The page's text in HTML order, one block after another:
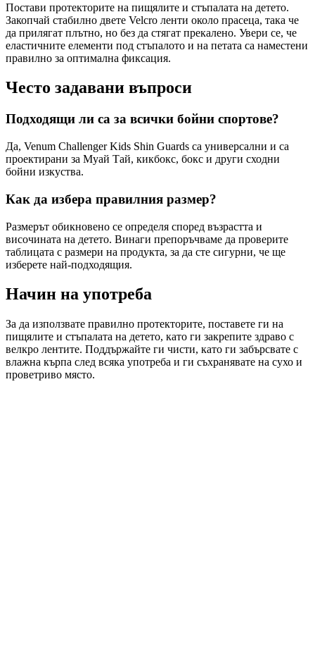
Постави протекторите на пищялите и стъпалата на детето.
Закопчай стабилно двете Velcro ленти около прасеца, така че
да прилягат плътно, но без да стягат прекалено. Увери се, че
еластичните елементи под стъпалото и на петата са наместени
правилно за оптимална фиксация.
Често задавани въпроси
Подходящи ли са за всички бойни спортове?
Да, Venum Challenger Kids Shin Guards са универсални и са
проектирани за Муай Тай, кикбокс, бокс и други сходни
бойни изкуства.
Как да избера правилния размер?
Размерът обикновено се определя според възрастта и
височината на детето. Винаги препоръчваме да проверите
таблицата с размери на продукта, за да сте сигурни, че ще
изберете най-подходящия.
Начин на употреба
За да използвате правилно протекторите, поставете ги на
пищялите и стъпалата на детето, като ги закрепите здраво с
велкро лентите. Поддържайте ги чисти, като ги забърсвате с
влажна кърпа след всяка употреба и ги съхранявате на сухо и
проветриво място.